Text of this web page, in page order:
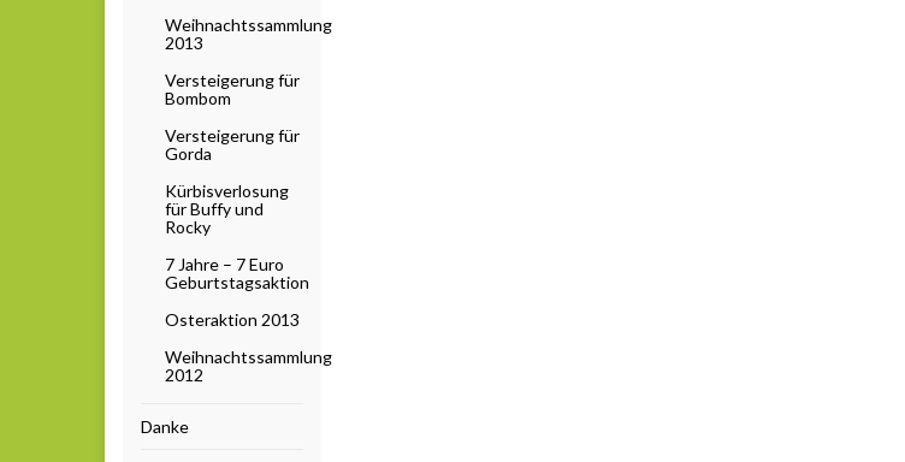
Weihnachtssammlung
2013
Versteigerung für
Bombom
Versteigerung für
Gorda
Kürbisverlosung
für Buffy und
Rocky
7 Jahre – 7 Euro
Geburtstagsaktion
Osteraktion 2013
Weihnachtssammlung
2012
Danke